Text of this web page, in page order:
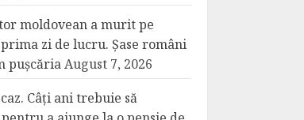
moldovean a murit pe
zi de lucru. Șase români
pușcăriaAugust 7, 2026
Câți ani trebuie să